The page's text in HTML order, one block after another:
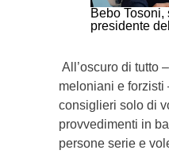
Bebo Tosoni,
presidente
All’oscuro di tutto
meloniani e forzisti
consiglieri solo di
provvedimenti in
persone serie e